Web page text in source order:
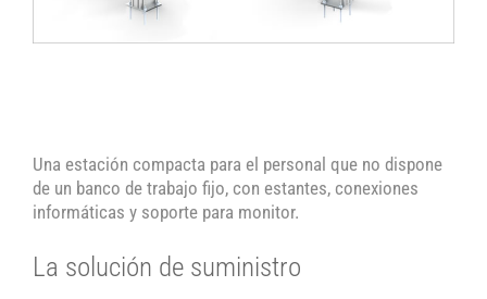
Una estación compacta para el personal que no dispone
de un banco de trabajo fijo, con estantes, conexiones
informáticas y soporte para monitor.
La solución de suministro